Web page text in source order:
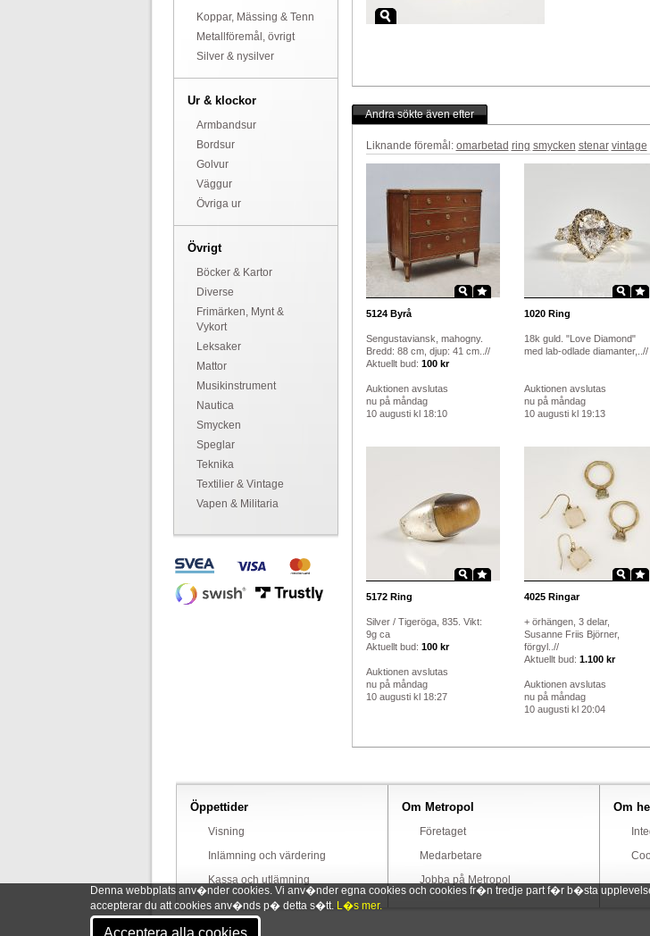
Denna webbplats anv�nder cookies. Vi anv�nder egna cookies och cookies fr�n tredje part f�r b�sta
accepterar du att cookies anv�nds p� detta s�tt. L�s mer.
Acceptera alla cookies
Koppar, Mässing & Tenn
Metallföremål, övrigt
Silver & nysilver
Ur & klockor
Armbandsur
Bordsur
Golvur
Väggur
Övriga ur
Övrigt
Böcker & Kartor
Diverse
Frimärken, Mynt &
Vykort
Leksaker
Mattor
Musikinstrument
Nautica
Smycken
Speglar
Teknika
Textilier & Vintage
Vapen & Militaria
Andra sökte även efter
Liknande föremål: omarbetad ring smycken stenar vintage
5124Byrå
Sengustaviansk, mahogny.
Bredd: 88 cm, djup: 41 cm..//
Aktuellt bud: 100 kr
Auktionen avslutas
nu på måndag
10 augusti kl 18:10
1020Ring
18k guld. "Love Diamond"
med lab-odlade diamanter,..//
Auktionen avslutas
nu på måndag
10 augusti kl 19:13
5172Ring
Silver / Tigeröga, 835. Vikt:
9g ca
Aktuellt bud: 100 kr
Auktionen avslutas
nu på måndag
10 augusti kl 18:27
4025Ringar
+ örhängen, 3 delar,
Susanne Friis Björner,
förgyl..//
Aktuellt bud: 1.100 kr
Auktionen avslutas
nu på måndag
10 augusti kl 20:04
Öppettider
Visning
Inlämning och värdering
Kassa och utlämning
Om Metropol
Företaget
Medarbetare
Jobba på Metropol
Om